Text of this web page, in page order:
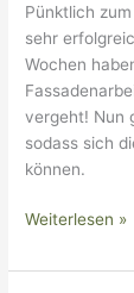
Pünktlich
sehr
Wochen
vergeht! Nun
sodass sich
können.
bringen
eine
tolle
Fassade
mit!
Weiterlesen »